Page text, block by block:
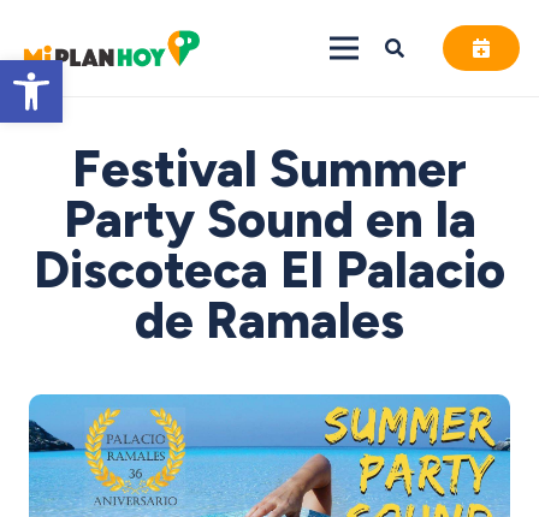
Abrir barra de herramientas
Festival Summer
Party Sound en la
Discoteca El Palacio
de Ramales